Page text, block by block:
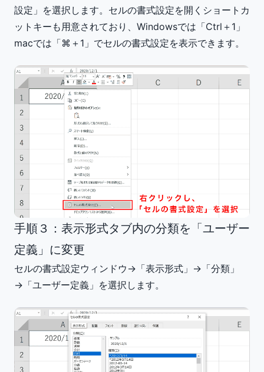
設定」を選択します。セルの書式設定を開くショートカ
ットキーも用意されており、Windowsでは「Ctrl＋1」
macでは「⌘＋1」でセルの書式設定を表示できます。
手順３：表示形式タブ内の分類を「ユーザー
定義」に変更
セルの書式設定ウィンドウ→「表示形式」→「分類」
→「ユーザー定義」を選択します。